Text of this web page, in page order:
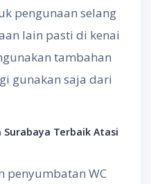
pengunaan selang
lain pasti di kenai
tambahan
gunakan saja dari
Surabaya Terbaik Atasi
penyumbatan WC